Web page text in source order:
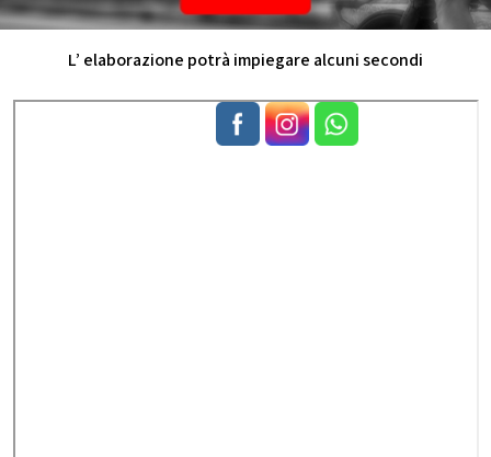
L’ elaborazione potrà impiegare alcuni secondi